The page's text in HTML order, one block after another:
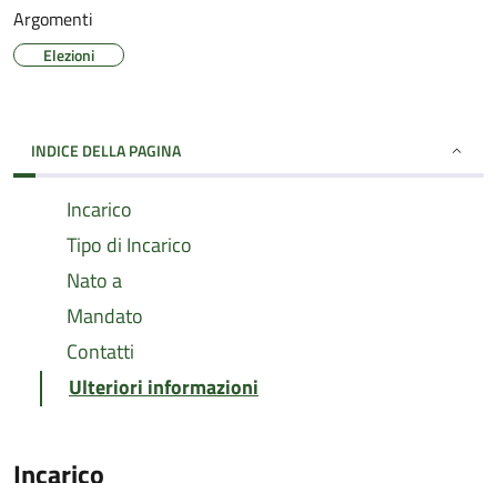
Argomenti
Elezioni
INDICE DELLA PAGINA
Incarico
Tipo di Incarico
Nato a
Mandato
Contatti
Ulteriori informazioni
Incarico